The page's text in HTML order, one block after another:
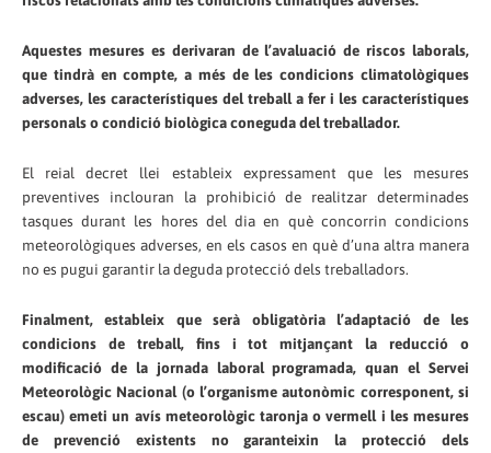
Aquestes mesures es derivaran de l’avaluació de riscos laborals,
que tindrà en compte, a més de les condicions climatològiques
adverses, les característiques del treball a fer i les característiques
personals o condició biològica coneguda del treballador.
El reial decret llei estableix expressament que les mesures
preventives inclouran la prohibició de realitzar determinades
tasques durant les hores del dia en què concorrin condicions
meteorològiques adverses, en els casos en què d’una altra manera
no es pugui garantir la deguda protecció dels treballadors.
Finalment, estableix que serà obligatòria l’adaptació de les
condicions de treball, fins i tot mitjançant la reducció o
modificació de la jornada laboral programada, quan el Servei
Meteorològic Nacional (o l’organisme autonòmic corresponent, si
escau) emeti un avís meteorològic taronja o vermell i les mesures
de prevenció existents no garanteixin la protecció dels